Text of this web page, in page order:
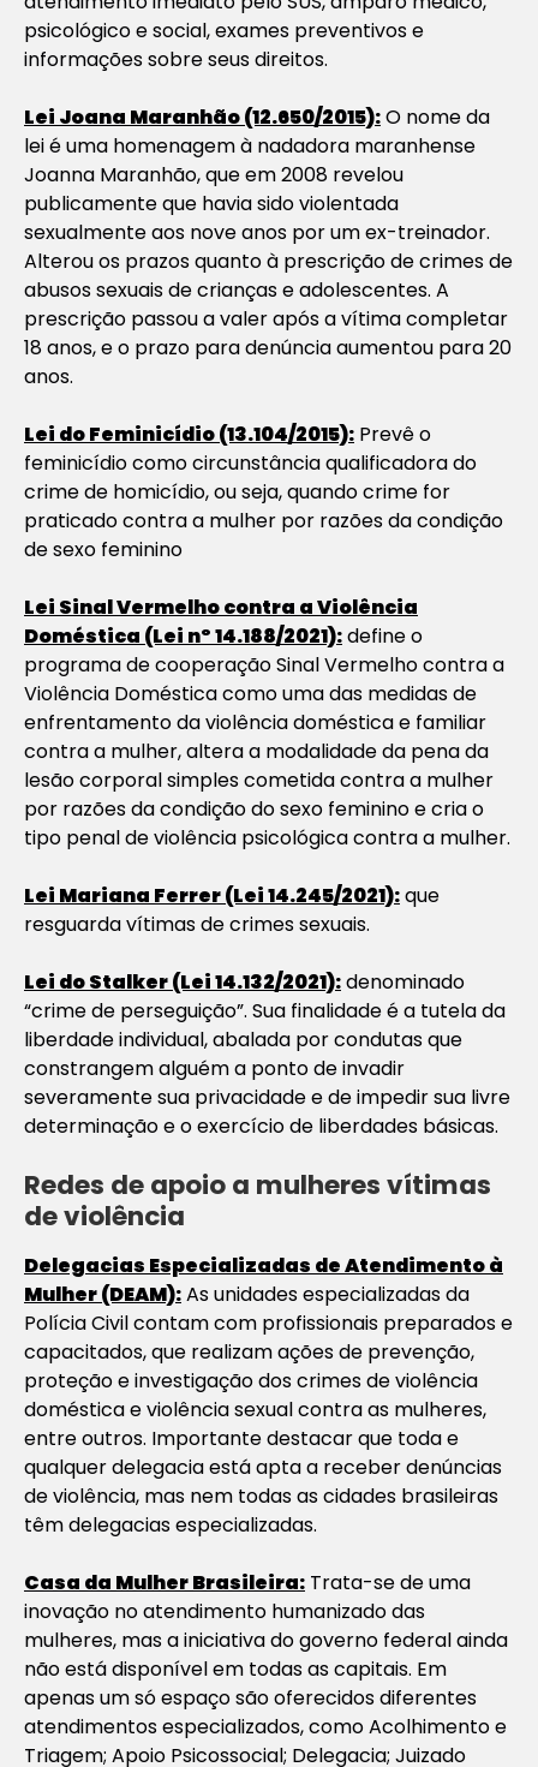
psicológico e social, exames preventivos e
informações sobre seus direitos.
Lei Joana Maranhão (12.650/2015):O nome da
lei é uma homenagem à nadadora maranhense
Joanna Maranhão, que em 2008 revelou
publicamente que havia sido violentada
sexualmente aos nove anos por um ex-treinador.
Alterou os prazos quanto à prescrição de crimes de
abusos sexuais de crianças e adolescentes. A
prescrição passou a valer após a vítima completar
18 anos, e o prazo para denúncia aumentou para 20
anos.
Lei do Feminicídio (13.104/2015): Prevê o
feminicídio como circunstância qualificadora do
crime de homicídio, ou seja, quando crime for
praticado contra a mulher por razões da condição
de sexo feminino
Lei Sinal Vermelho contra a Violência
Doméstica (Lei nº 14.188/2021):define o
programa de cooperação Sinal Vermelho contra a
Violência Doméstica como uma das medidas de
enfrentamento da violência doméstica e familiar
contra a mulher, altera a modalidade da pena da
lesão corporal simples cometida contra a mulher
por razões da condição do sexo feminino e cria o
tipo penal de violência psicológica contra a mulher.
Lei Mariana Ferrer (Lei 14.245/2021):que
resguarda vítimas de crimes sexuais.
Lei do Stalker (Lei 14.132/2021):denominado
“crime de perseguição”. Sua finalidade é a tutela da
liberdade individual, abalada por condutas que
constrangem alguém a ponto de invadir
severamente sua privacidade e de impedir sua livre
determinação e o exercício de liberdades básicas.
Redes de apoio a mulheres vítimas
de violência
Delegacias Especializadas de Atendimento à
Mulher (DEAM):As unidades especializadas da
Polícia Civil contam com profissionais preparados e
capacitados, que realizam ações de prevenção,
proteção e investigação dos crimes de violência
doméstica e violência sexual contra as mulheres,
entre outros. Importante destacar que toda e
qualquer delegacia está apta a receber denúncias
de violência, mas nem todas as cidades brasileiras
têm delegacias especializadas.
Casa da Mulher Brasileira: Trata-se de uma
inovação no atendimento humanizado das
mulheres, mas a iniciativa do governo federal ainda
não está disponível em todas as capitais. Em
apenas um só espaço são oferecidos diferentes
atendimentos especializados, como Acolhimento e
Triagem; Apoio Psicossocial; Delegacia; Juizado